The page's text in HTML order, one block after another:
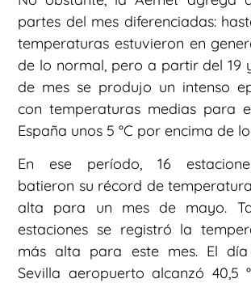
partes del mes diferenciadas:
temperaturas estuvieron en
de lo normal, pero a partir del 19
de mes se produjo un intenso
con temperaturas medias para
España unos 5 °C por encima de
En ese período, 16
batieron su récord de
alta para un mes de mayo.
estaciones se registró la
más alta para este mes. El
Sevilla aeropuerto alcanzó 40,5